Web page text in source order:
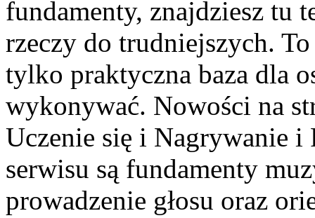
fundamenty, znajdziesz tu
rzeczy do trudniejszych.
tylko praktyczna baza dla
wykonywać. Nowości na
Uczenie się i Nagrywanie i
serwisu są fundamenty
prowadzenie głosu oraz